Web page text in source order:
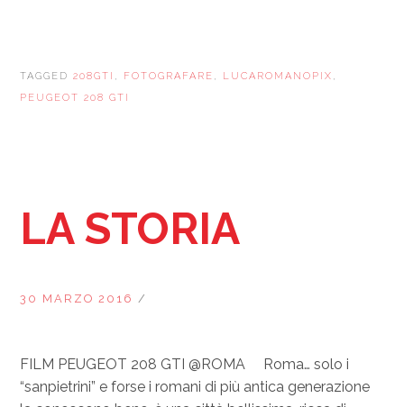
TAGGED208GTI , FOTOGRAFARE , LUCAROMANOPIX ,
PEUGEOT 208 GTI
LA STORIA
30 MARZO 2016 /
FILM PEUGEOT 208 GTI @ROMA Roma… solo i
“sanpietrini” e forse i romani di più antica generazione